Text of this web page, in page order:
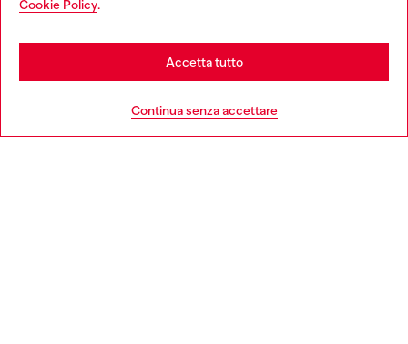
Cookie Policy.
Continua senza accettare
Accetta tutto
be based in United States